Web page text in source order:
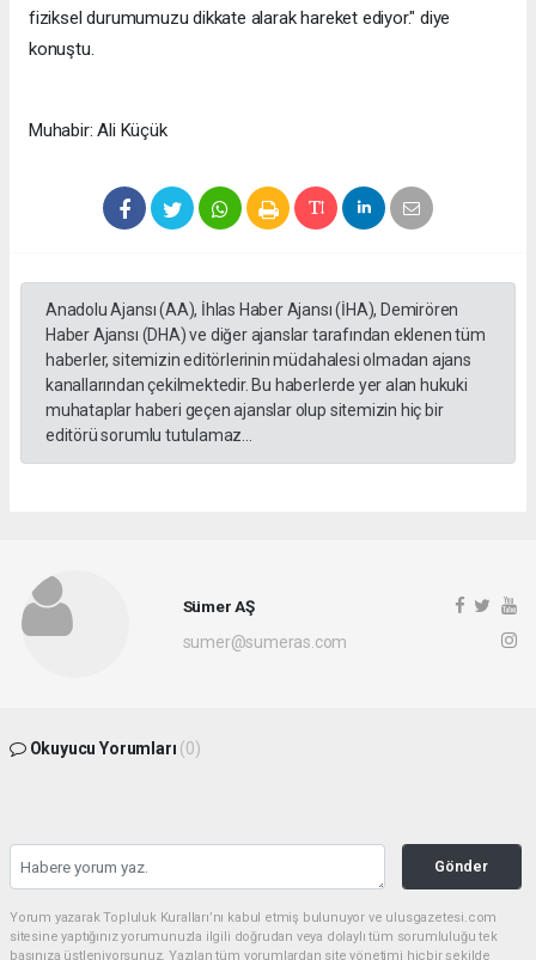
fiziksel durumumuzu dikkate alarak hareket ediyor." diye
konuştu.
Muhabir: Ali Küçük
Anadolu Ajansı (AA), İhlas Haber Ajansı (İHA), Demirören
Haber Ajansı (DHA) ve diğer ajanslar tarafından eklenen tüm
haberler, sitemizin editörlerinin müdahalesi olmadan ajans
kanallarından çekilmektedir. Bu haberlerde yer alan hukuki
muhataplar haberi geçen ajanslar olup sitemizin hiç bir
editörü sorumlu tutulamaz...
Sümer AŞ
sumer@sumeras.com
Okuyucu Yorumları (0)
Gönder
Yorum yazarak Topluluk Kuralları’nı kabul etmiş bulunuyor ve ulusgazetesi.com
sitesine yaptığınız yorumunuzla ilgili doğrudan veya dolaylı tüm sorumluluğu tek
başınıza üstleniyorsunuz. Yazılan tüm yorumlardan site yönetimi hiçbir şekilde